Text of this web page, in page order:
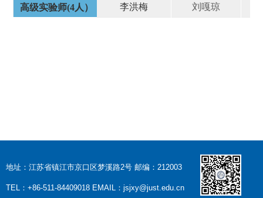
高级实验师(4人） 李洪梅 刘嘎琼
地址：江苏省镇江市京口区梦溪路2号 邮编：212003
TEL：+86-511-84409018 EMAIL：jsjxy@just.edu.cn